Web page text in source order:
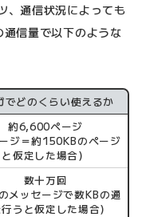
、通信状況によっても
信量で以下のような
でどのくらい使えるか
約6,600ページ
ージ＝約150KBのページ
と仮定した場合）
数十万回
メッセージで数KBの通
うと仮定した場合）